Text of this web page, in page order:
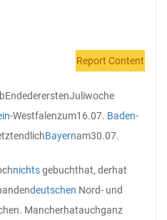
Report Content
EndedererstenJuliwoche
-Westfalenzum16.07. Baden-
Bayernam30.07.
nichtsgebuchthat, derhat
andendeutschen Nord- und
Mancherhatauchganz